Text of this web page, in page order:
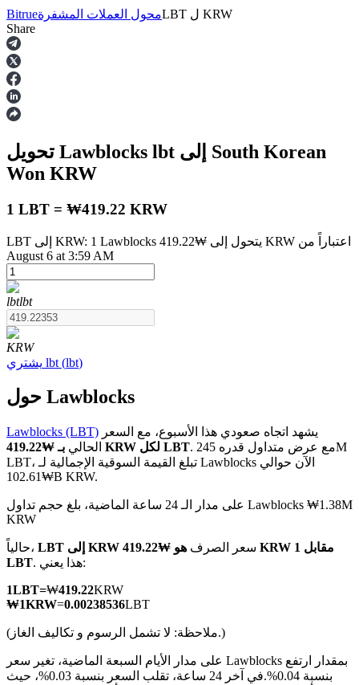
العقود الآجلة
العقود الآجلة USDT
العقود الآجلة لـ COIN-M
العقود الآجلة للعملات المشفرة
مشتقات الأسهم والعملات الأجنبية والمعادن الثمينة والسلع
Bitrueمحول العملات المشفرةLBT ل KRW
Share
تحويل Lawblocks lbt
Won KRW
1 LBT = ₩419.22 KRW
LBT إلى KRW: 1 Lawblocks يتحول إلى ₩419.22 KRW اعتباراً من
August 6 at 3:59 AM
lbtlbt
KRW
يشتري lbt (lbt)
حول Lawblocks
Lawblocks (LBT)
الحالي
بـ ₩419.22 KRW لكل LBT. مع عرض متداول قدره 245M
LBT، تبلغ القيمة السوقية الإجمالية لـ Lawblocks الآن حوالي
₩102.61B KRW.
على مدار الـ 24 ساعة الماضية، بلغ حجم تداول Lawblocks ₩1.38M
KRW
حالياً، LBT إلى KRW سعر الصرف
هو ₩419.22 KRW مقابل 1
LBT
. هذا يعني:
1LBT=₩419.22KRW
₩1KRW=0.00238536LBT
(ملاحظة: لا تشمل الرسوم و تكاليف الغاز.)
على مدار الأيام السبعة الماضية، تغير سعر Lawblocks بمقدار ارتفع
بنسبة 0.04%.
في آخر 24 ساعة، تقلب السعر بنسبة 0.03%، حيث